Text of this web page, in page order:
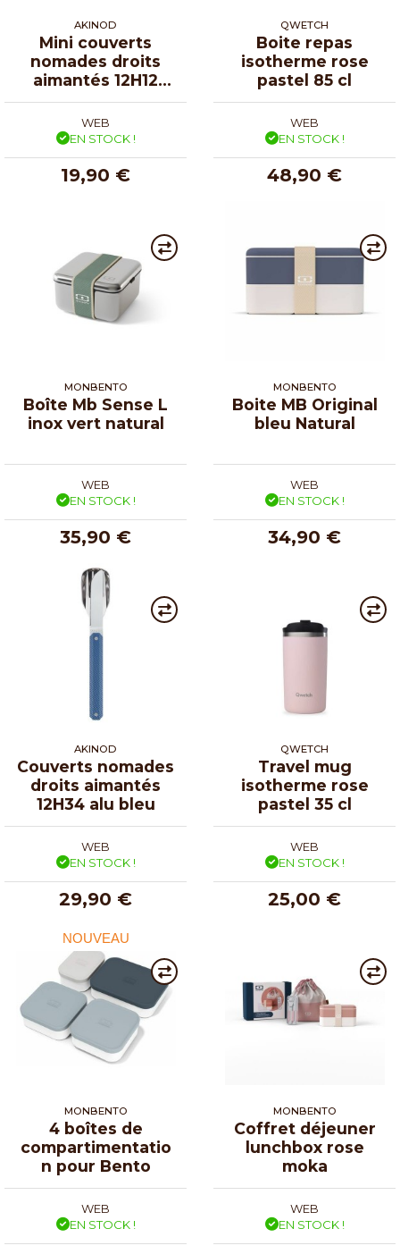
AKINOD
Mini couverts
nomades droits
aimantés 12H12
jungle
WEB
EN STOCK !
19,90 €
QWETCH
Boite repas
isotherme rose
pastel 85 cl
WEB
EN STOCK !
48,90 €
MONBENTO
Boîte Mb Sense L
inox vert natural
WEB
EN STOCK !
35,90 €
MONBENTO
Boite MB Original
bleu Natural
WEB
EN STOCK !
34,90 €
AKINOD
Couverts nomades
droits aimantés
12H34 alu bleu
WEB
EN STOCK !
29,90 €
QWETCH
Travel mug
isotherme rose
pastel 35 cl
WEB
EN STOCK !
25,00 €
NOUVEAU
MONBENTO
4 boîtes de
compartimentatio
n pour Bento
WEB
EN STOCK !
MONBENTO
Coffret déjeuner
lunchbox rose
moka
WEB
EN STOCK !